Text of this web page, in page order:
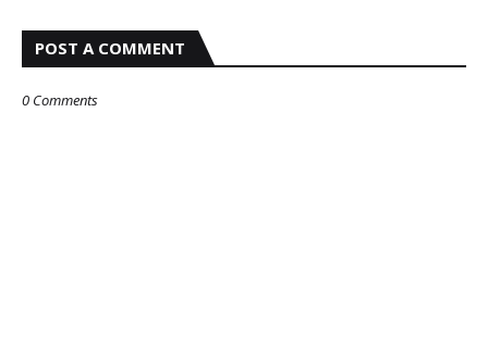
POST A COMMENT
0 Comments